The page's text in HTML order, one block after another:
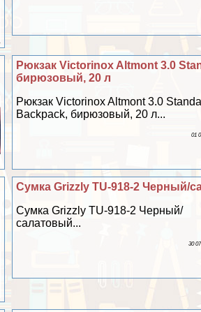
Рюкзак Victorinox Altmont 3.0
бирюзовый, 20 л
Рюкзак Victorinox Altmont 3.0
Backpack, бирюзовый, 20 л...
01
Сумка Grizzly TU-918-2 Черный/
Сумка Grizzly TU-918-2 Черный/
салатовый...
30